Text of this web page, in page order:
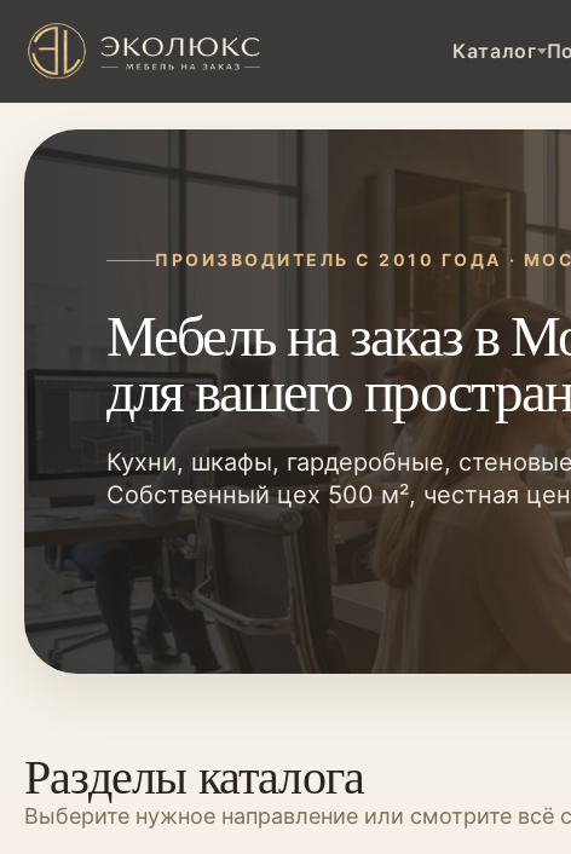
Каталог
ПРОИЗВОДИТЕЛЬ С 2010 ГОДА ·
Мебель на заказ в
для вашего
Кухни, шкафы, гардеробные,
Собственный цех 500 м², честная
Разделы каталога
Выберите нужное направление или смотрите всё
Шкафы Шкафы-купе